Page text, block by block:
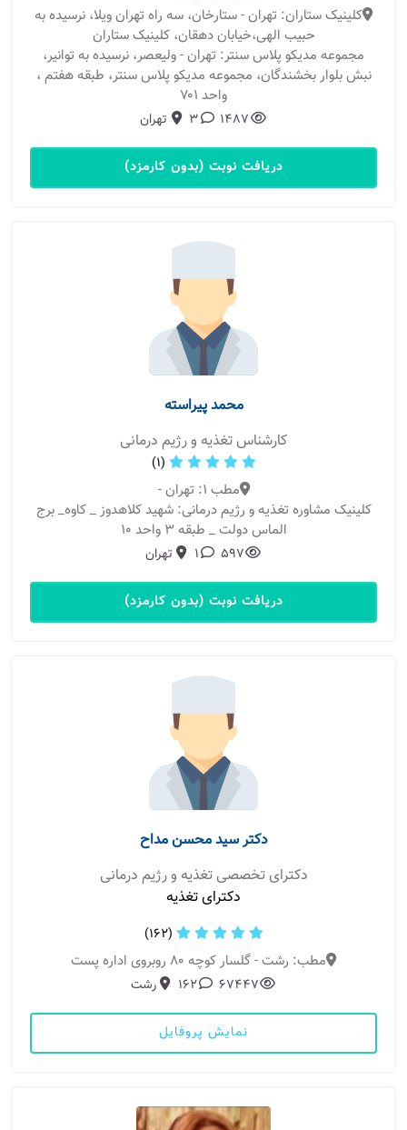
کلینیک ستاران: تهران - ستارخان، سه راه تهران ویلا، نرسیده به
حبیب الهی،خیابان دهقان، کلینیک ستاران
مجموعه مدیکو پلاس سنتر: تهران - ولیعصر، نرسیده به توانیر،
نبش بلوار بخشندگان، مجموعه مدیکو پلاس سنتر، طبقه هفتم ،
واحد ۷۰۱
1487
3 تهران
دریافت نوبت (بدون کارمزد)
محمد پیراسته
کارشناس تغذیه و رژیم درمانی
(1)
مطب 1: تهران -
کلینیک مشاوره تغذیه و رژیم درمانی: شهید کلاهدوز _ کاوه_ برج
الماس دولت _ طبقه ۳ واحد ۱۰
597
1 تهران
دریافت نوبت (بدون کارمزد)
دکتر سید محسن مداح
دکترای تخصصی تغذیه و رژیم درمانی
دکترای تغذیه
(162)
مطب: رشت - گلسار کوچه ۸۰ روبروی اداره پست
67447
162 رشت
نمایش پروفایل